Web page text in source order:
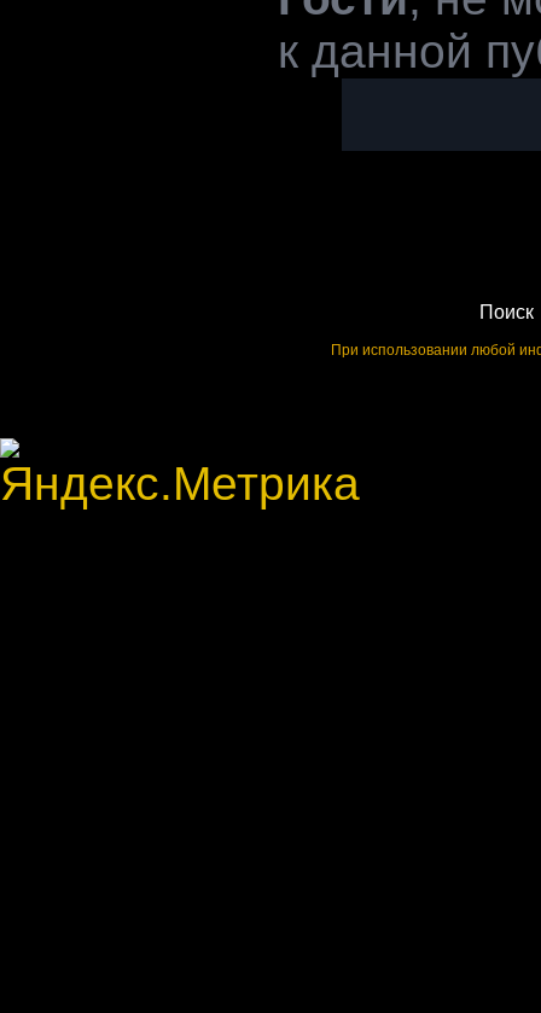
к данной
Поиск
При использовании любой